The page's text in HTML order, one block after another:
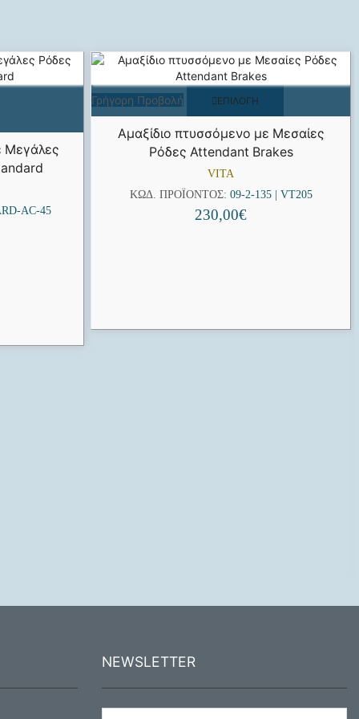
Μεγάλες
AC-45
Γρήγορη Προβολή ΕΠΙΛΟΓΉ
Αμαξίδιο πτυσσόμενο με Μεσαίες
Ρόδες Attendant Brakes
VITA
ΚΩΔ. ΠΡΟΪΌΝΤΟΣ: 09-2-135 | VT205
230,00€
NEWSLETTER